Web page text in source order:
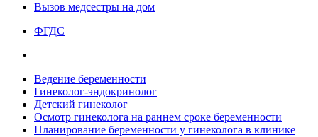
Вызов медсестры на дом
ФГДС
Ведение беременности
Гинеколог-эндокринолог
Детский гинеколог
Осмотр гинеколога на раннем сроке беременности
Планирование беременности у гинеколога в клинике